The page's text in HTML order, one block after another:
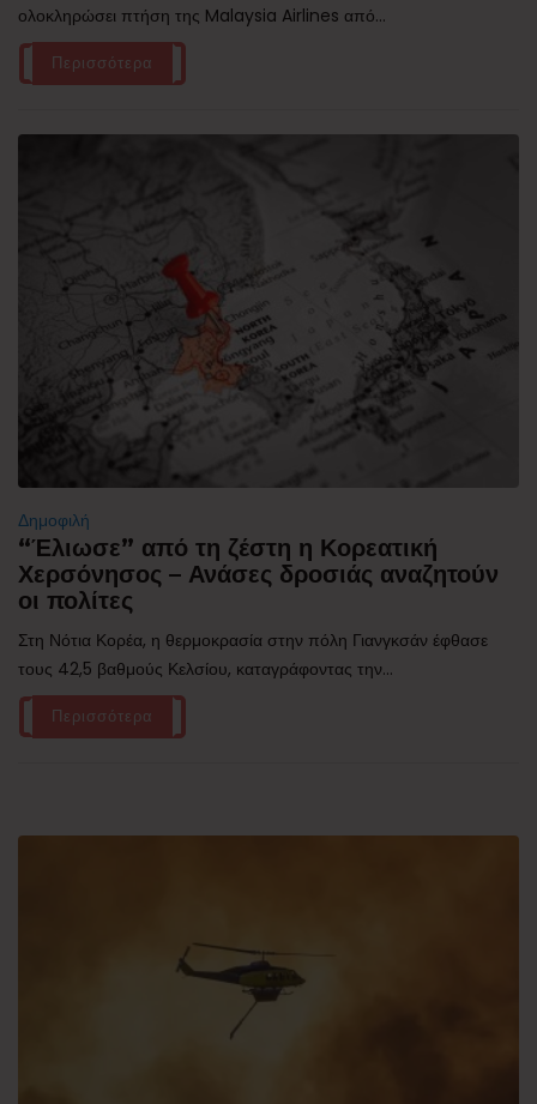
ολοκληρώσει πτήση της Malaysia Airlines από...
Περισσότερα
Δημοφιλή
“Έλιωσε” από τη ζέστη η Κορεατική
Χερσόνησος – Ανάσες δροσιάς αναζητούν
οι πολίτες
Στη Νότια Κορέα, η θερμοκρασία στην πόλη Γιανγκσάν έφθασε
τους 42,5 βαθμούς Κελσίου, καταγράφοντας την...
Περισσότερα